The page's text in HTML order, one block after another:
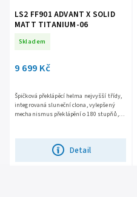
LS2 FF901 ADVANT X SOLID
MATT TITANIUM-06
Skladem
9 699 Kč
Detail
Špičková překlápěcí helma nejvyšší třídy,
integrovaná sluneční clona, vylepšený
mechanismus překlápění o 180 stupňů,